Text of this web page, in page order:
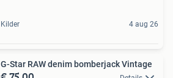
Kilder 4 aug 26
G-Star RAW denim bomberjack Vintage